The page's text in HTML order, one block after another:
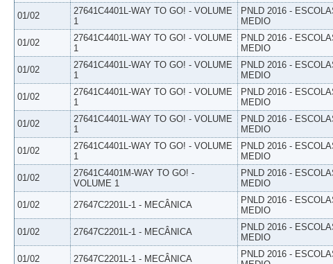
01/02
27641C4401L-WAY TO GO! - VOLUME
1
PNLD 2016 -
MEDIO
01/02
27641C4401L-WAY TO GO! - VOLUME
1
PNLD 2016 -
MEDIO
01/02
27641C4401L-WAY TO GO! - VOLUME
1
PNLD 2016 -
MEDIO
01/02
27641C4401L-WAY TO GO! - VOLUME
1
PNLD 2016 -
MEDIO
01/02
27641C4401L-WAY TO GO! - VOLUME
1
PNLD 2016 -
MEDIO
01/02
27641C4401L-WAY TO GO! - VOLUME
1
PNLD 2016 -
MEDIO
01/02
27641C4401M-WAY TO GO! -
VOLUME 1
PNLD 2016 -
MEDIO
01/02 27647C2201L-1 - MECÂNICA
PNLD 2016 -
MEDIO
01/02 27647C2201L-1 - MECÂNICA
PNLD 2016 -
MEDIO
01/02 27647C2201L-1 - MECÂNICA
PNLD 2016 -